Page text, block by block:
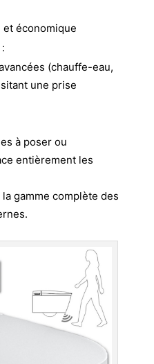
économique
(chauffe-eau,
une prise
à poser ou
entièrement les
gamme complète des